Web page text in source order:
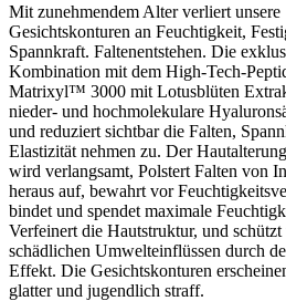
Mit zunehmendem Alter verliert unsere
Gesichtskonturen an Feuchtigkeit,
Spannkraft. Faltenentstehen. Die
Kombination mit dem High-Tech-
Matrixyl™ 3000 mit Lotusblüten
nieder- und hochmolekulare
und reduziert sichtbar die Falten,
Elastizität nehmen zu. Der
wird verlangsamt, Polstert Falten von
heraus auf, bewahrt vor
bindet und spendet maximale
Verfeinert die Hautstruktur, und
schädlichen Umwelteinflüssen durch
Effekt. Die Gesichtskonturen
glatter und jugendlich straff.